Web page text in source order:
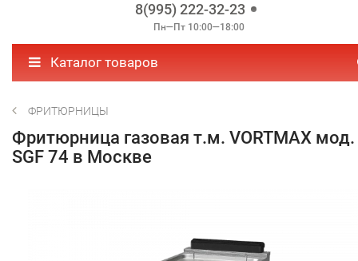
8(995) 222-32-23
Пн—Пт 10:00—18:00
Каталог товаров
ФРИТЮРНИЦЫ
Фритюрница газовая т.м. VORTMAX мод.
SGF 74 в Москве